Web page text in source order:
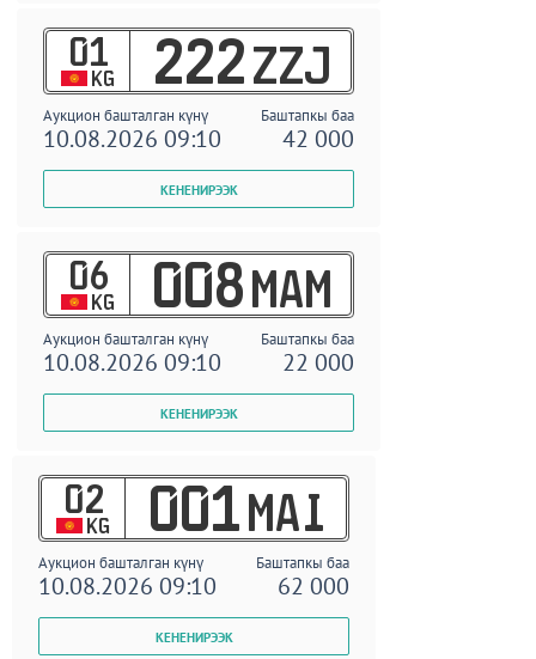
01
KG 222 ZZJ
Аукцион башталган күнү Баштапкы баа
10.08.2026 09:10 42 000
06
KG 008 MAM
Аукцион башталган күнү Баштапкы баа
10.08.2026 09:10 22 000
02
KG 001 MAI
Аукцион башталган күнү Баштапкы баа
10.08.2026 09:10 62 000